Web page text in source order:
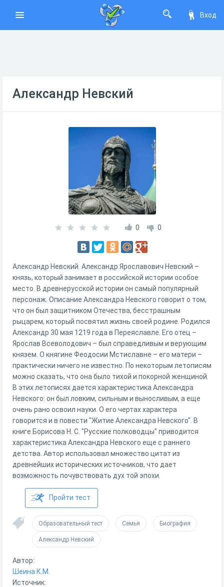
Вход
Александр Невский
0 0
Александр Невский. Александр Ярославович Невский –
князь, который занимает в российской истории особое
место. В древнерусской истории он самый популярный
персонаж. Описание Александра Невского говорит о том,
что он был защитником Отечества, бесстрашным
рыцарем, который посвятил жизнь своей родине. Родился
Александр 30 мая 1219 года в Переяславле. Его отец –
Ярослав Всеволодович – был справедливым и верующим
князем. О княгине Феодосии Мстиславне – его матери –
практически ничего не известно. По некоторым летописям
можно сказать, что она было тихой и покорной женщиной.
В этих летописях дается характеристика Александра
Невского: он был ловким, сильным и выносливым, а еще
очень рано освоил науки. О его чертах характера
говорится и в повести "Житие Александра Невского". В
книге Борисова Н. С. "Русские полководцы" приводится
характеристика Александра Невского еще с раннего
детства. Автор использовал множество цитат из
древнейших исторических источников, что дает
возможность почувствовать дух той эпохи.
Пройти тест
Образовательный тест Семья Биография
Александр Невский
Автор:
Шеина К.М.
Источник: